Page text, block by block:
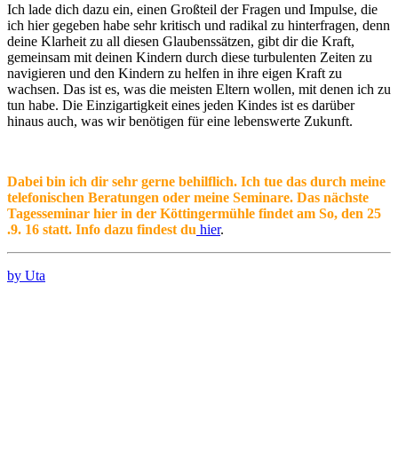
Ich lade dich dazu ein, einen Großteil der Fragen und Impulse, die
ich hier gegeben habe sehr kritisch und radikal zu hinterfragen, denn
deine Klarheit zu all diesen Glaubenssätzen, gibt dir die Kraft,
gemeinsam mit deinen Kindern durch diese turbulenten Zeiten zu
navigieren und den Kindern zu helfen in ihre eigen Kraft zu
wachsen. Das ist es, was die meisten Eltern wollen, mit denen ich zu
tun habe. Die Einzigartigkeit eines jeden Kindes ist es darüber
hinaus auch, was wir benötigen für eine lebenswerte Zukunft.
Dabei bin ich dir sehr gerne behilflich. Ich tue das durch meine
telefonischen Beratungen oder meine Seminare. Das nächste
Tagesseminar hier in der Köttingermühle findet am So, den 25
.9. 16 statt. Info dazu findest du hier.
by Uta